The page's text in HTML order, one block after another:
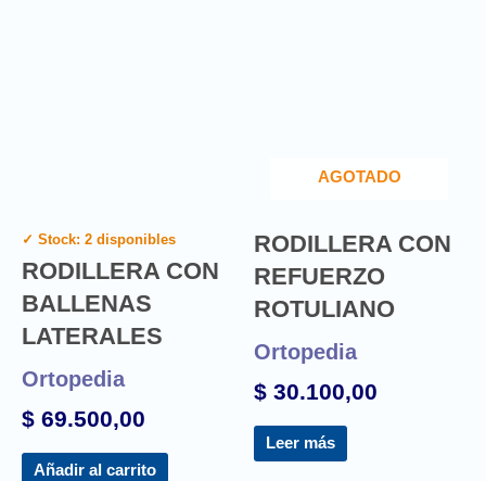
✓ Stock: 2 disponibles
RODILLERA CON
BALLENAS
LATERALES
Ortopedia
$ 69.500,00
Añadir al carrito
AGOTADO
RODILLERA CON
REFUERZO
ROTULIANO
Ortopedia
$ 30.100,00
Leer más